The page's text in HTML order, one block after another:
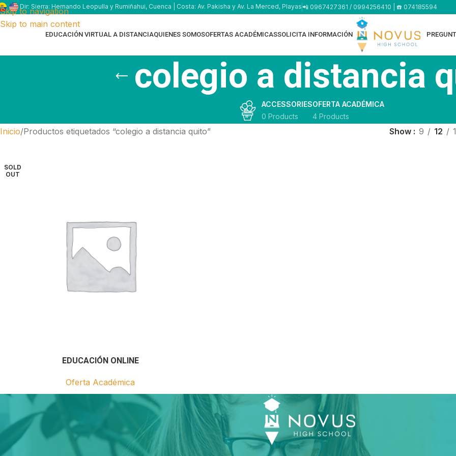
Skip to navigation
Skip to main content
Dir: Sierra: Hernando Leopulla y Rumiñahui, Cuenca | Costa: Av. Pakisha y Av. La Merced, Playas📲 0967427361 / 0994256410 | ☎️ 074185594
EDUCACIÓN VIRTUAL A DISTANCIAQUIENES SOMOSOFERTAS ACADÉMICASSOLICITA INFORMACIÓN
colegio a distancia
ACCESSORIES
0 Products
OFERTA ACADÉMICA
4 Products
Inicio Productos etiquetados “colegio a distancia quito” Show 9 12
SOLD
OUT
EDUCACIÓN ONLINE
Oferta Académica